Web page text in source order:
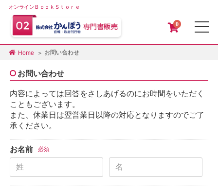
オンラインＢｏｏｋＳｔｏｒｅ
0
Home お問い合わせ
お問い合わせ
内容によっては回答をさしあげるのにお時間をいただく
こともございます。
また、休業日は翌営業日以降の対応となりますのでご了
承ください。
お名前 必須